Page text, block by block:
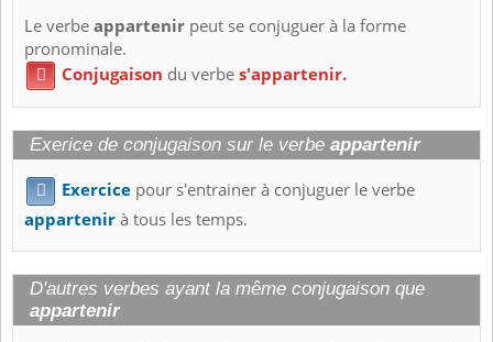
Le verbeappartenir peut se conjuguer à la forme
pronominale.
 Conjugaison du verbes'appartenir.
Exerice de conjugaison sur le verbe appartenir
 Exercice pour s'entrainer à conjuguer le verbe
appartenirà tous les temps.
D'autres verbes ayant la même conjugaison que
appartenir